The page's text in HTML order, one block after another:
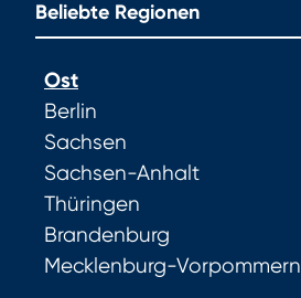
Beliebte Regionen
Ost
Berlin
Sachsen
Sachsen-Anhalt
Thüringen
Brandenburg
Mecklenburg-Vorpommern